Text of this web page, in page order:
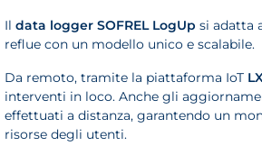
Ildata logger SOFREL LogUp si adatta
reflue con un modello unico e scalabile.
Da remoto, tramite la piattaforma IoT
interventi in loco. Anche gli
effettuati a distanza, garantendo un
risorse degli utenti.